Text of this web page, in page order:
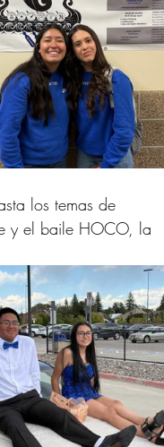
los temas de
y el baile HOCO, la